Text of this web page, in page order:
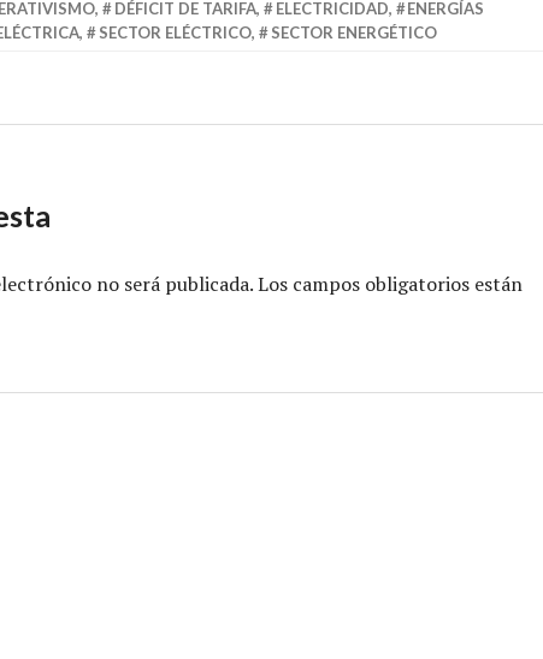
, DÉFICIT DE TARIFA, ELECTRICIDAD,
ENERGÍAS
, SECTOR ELÉCTRICO, SECTOR ENERGÉTICO
no será publicada.Los campos obligatorios están